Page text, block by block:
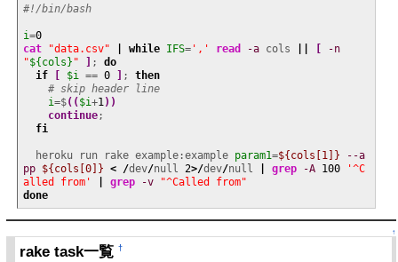
#!/bin/bash
i=0
cat
"data.csv" while IFS=',' read -a cols
-n
"${cols} " ; do
if
$i == 0 ; then
# skip header line
i=$( ( $i+1) )
continue;
fi
  heroku run rake example:example
param1=${cols[1]}
--a
pp ${cols[0]} < /dev/null 2>/dev/null grep -A 100
'^C
alled from'
grep -v
"^Called from"
done
↑
rake task一覧†